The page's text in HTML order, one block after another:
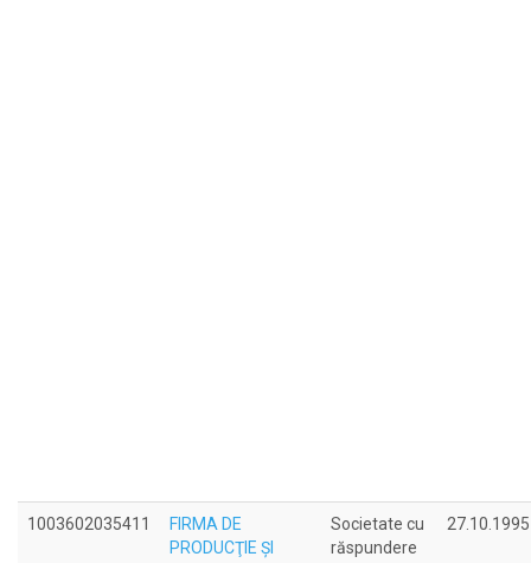
1003602035411
FIRMA DE
PRODUCŢIE ŞI
Societate cu
răspundere
27.10.1995